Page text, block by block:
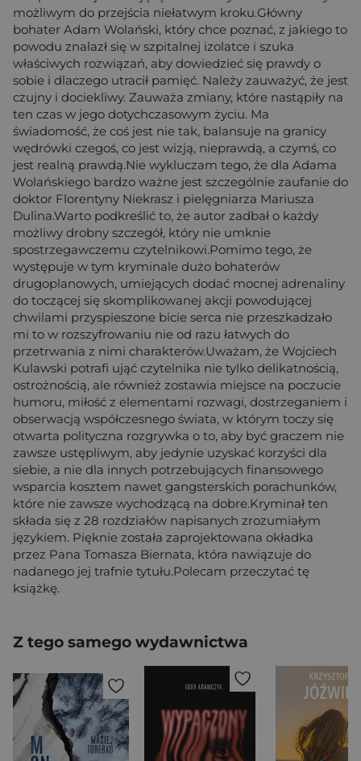
możliwym do przejścia niełatwym kroku.Główny
bohater Adam Wolański, który chce poznać, z jakiego to
powodu znalazł się w szpitalnej izolatce i szuka
właściwych rozwiązań, aby dowiedzieć się prawdy o
sobie i dlaczego utracił pamięć. Należy zauważyć, że jest
czujny i dociekliwy. Zauważa zmiany, które nastąpiły na
ten czas w jego dotychczasowym życiu. Ma
świadomość, że coś jest nie tak, balansuje na granicy
wędrówki czegoś, co jest wizją, nieprawdą, a czymś, co
jest realną prawdą.Nie wykluczam tego, że dla Adama
Wolańskiego bardzo ważne jest szczególnie zaufanie do
doktor Florentyny Niekrasz i pielęgniarza Mariusza
Dulina.Warto podkreślić to, że autor zadbał o każdy
możliwy drobny szczegół, który nie umknie
spostrzegawczemu czytelnikowi.Pomimo tego, że
występuje w tym kryminale dużo bohaterów
drugoplanowych, umiejących dodać mocnej adrenaliny
do toczącej się skomplikowanej akcji powodującej
chwilami przyspieszone bicie serca nie przeszkadzało
mi to w rozszyfrowaniu nie od razu łatwych do
przetrwania z nimi charakterów.Uważam, że Wojciech
Kulawski potrafi ująć czytelnika nie tylko delikatnością,
ostrożnością, ale również zostawia miejsce na poczucie
humoru, miłość z elementami rozwagi, dostrzeganiem i
obserwacją współczesnego świata, w którym toczy się
otwarta polityczna rozgrywka o to, aby być graczem nie
zawsze ustępliwym, aby jedynie uzyskać korzyści dla
siebie, a nie dla innych potrzebujących finansowego
wsparcia kosztem nawet gangsterskich porachunków,
które nie zawsze wychodzącą na dobre.Kryminał ten
składa się z 28 rozdziałów napisanych zrozumiałym
językiem. Pięknie została zaprojektowana okładka
przez Pana Tomasza Biernata, która nawiązuje do
nadanego jej trafnie tytułu.Polecam przeczytać tę
książkę.
Z tego samego wydawnictwa